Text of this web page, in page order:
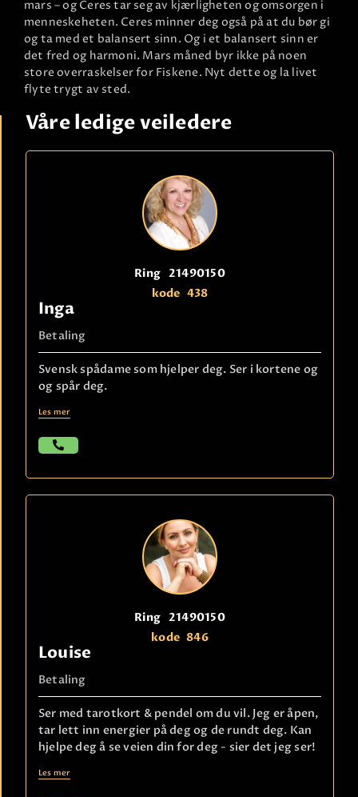
mars – og Ceres tar seg av kjærligheten og omsorgen i
menneskeheten. Ceres minner deg også på at du bør gi
og ta med et balansert sinn. Og i et balansert sinn er
det fred og harmoni. Mars måned byr ikke på noen
store overraskelser for Fiskene. Nyt dette og la livet
flyte trygt av sted.
Våre ledige veiledere
Ring 21490150
kode 438
Inga
Betaling
Svensk spådame som hjelper deg. Ser i kortene og
og spår deg.
Les mer
Ring 21490150
kode 846
Louise
Betaling
Ser med tarotkort & pendel om du vil. Jeg er åpen,
tar lett inn energier på deg og de rundt deg. Kan
hjelpe deg å se veien din for deg - sier det jeg ser!
Les mer